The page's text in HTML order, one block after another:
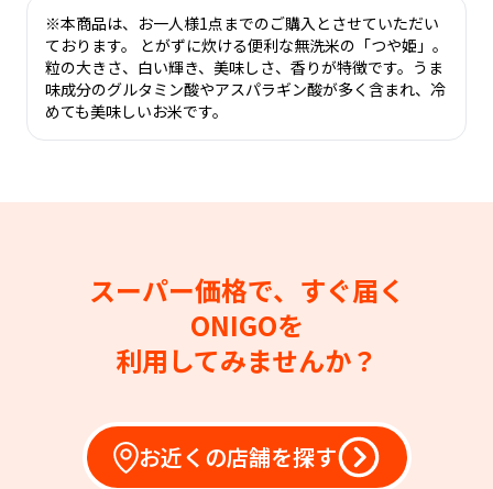
※本商品は、お一人様1点までのご購入とさせていただい
ております。 とがずに炊ける便利な無洗米の「つや姫」。
粒の大きさ、白い輝き、美味しさ、香りが特徴です。うま
味成分のグルタミン酸やアスパラギン酸が多く含まれ、冷
めても美味しいお米です。
スーパー価格で、すぐ届く
ONIGOを
利用してみませんか？
お近くの店舗を探す